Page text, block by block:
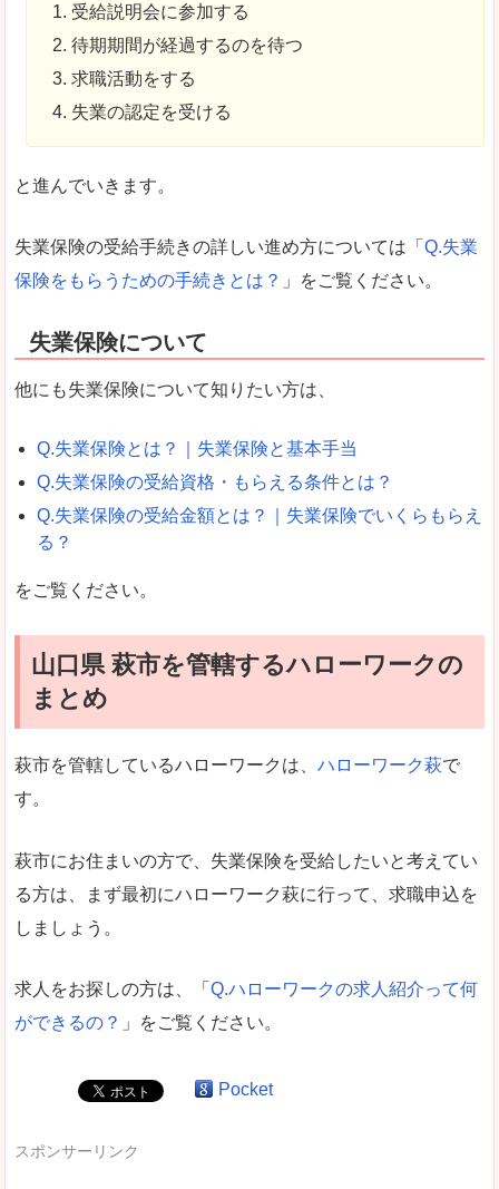
受給説明会に参加する
待期期間が経過するのを待つ
求職活動をする
失業の認定を受ける
と進んでいきます。
失業保険の受給手続きの詳しい進め方については「 Q.失業
保険をもらうための手続きとは？ 」をご覧ください。
失業保険について
他にも失業保険について知りたい方は、
Q.失業保険とは？｜失業保険と基本手当
Q.失業保険の受給資格・もらえる条件とは？
Q.失業保険の受給金額とは？｜失業保険でいくらもらえ
る？
をご覧ください。
山口県 萩市を管轄するハローワークの
まとめ
萩市を管轄しているハローワークは、 ハローワーク萩で
す。
萩市にお住まいの方で、失業保険を受給したいと考えてい
る方は、まず最初にハローワーク萩に行って、求職申込を
しましょう。
求人をお探しの方は、「 Q.ハローワークの求人紹介って何
ができるの？ 」をご覧ください。
Pocket
スポンサーリンク